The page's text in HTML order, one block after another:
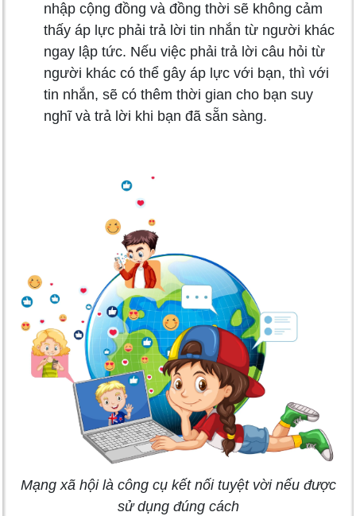
nhập cộng đồng và đồng thời sẽ không cảm
thấy áp lực phải trả lời tin nhắn từ người khác
ngay lập tức. Nếu việc phải trả lời câu hỏi từ
người khác có thể gây áp lực với bạn, thì với
tin nhắn, sẽ có thêm thời gian cho bạn suy
nghĩ và trả lời khi bạn đã sẵn sàng.
Mạng xã hội là công cụ kết nối tuyệt vời nếu được
sử dụng đúng cách